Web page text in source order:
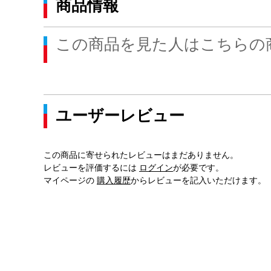
商品情報
この商品を見た人はこちら
ユーザーレビュー
この商品に寄せられたレビューはまだありません。
レビューを評価するには ログインが必要です。
マイページの 購入履歴からレビューを記入いただけます。